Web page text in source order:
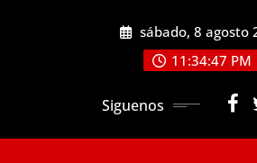
sábado, 8 agosto
11:34:48 PM
Siguenos